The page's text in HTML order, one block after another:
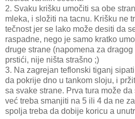
2. Svaku krišku umočiti sa obe
mleka, i složiti na tacnu. Krišku ne
tečnost jer se lako može desiti da
raspadne, nego je samo kratko
druge strane (napomena za
prstići, nije ništa strašno ;)
3. Na zagrejan teflonski tiganj
da pokrije dno u tankom sloju, i
sa svake strane. Prva tura može
već treba smanjiti na 5 ili 4 da ne
spolja treba da dobije koricu a